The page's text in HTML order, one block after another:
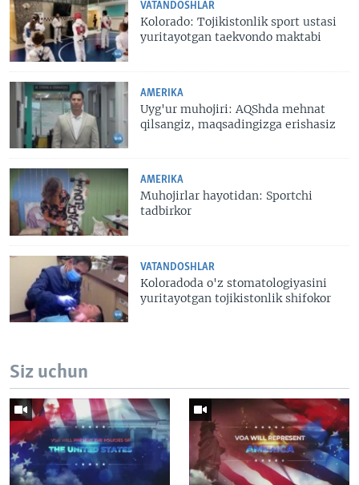
VATANDOSHLAR
Kolorado: Tojikistonlik sport ustasi
yuritayotgan taekvondo maktabi
AMERIKA
Uyg'ur muhojiri: AQShda mehnat
qilsangiz, maqsadingizga erishasiz
AMERIKA
Muhojirlar hayotidan: Sportchi
tadbirkor
VATANDOSHLAR
Koloradoda o'z stomatologiyasini
yuritayotgan tojikistonlik shifokor
Siz uchun